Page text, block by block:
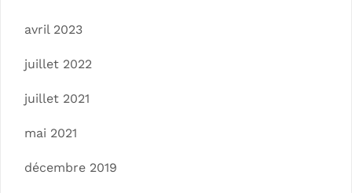
avril 2023
juillet 2022
juillet 2021
mai 2021
décembre 2019